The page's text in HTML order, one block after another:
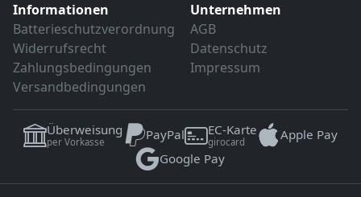
Informationen
Batterieschutzverordnung
Widerrufsrecht
Zahlungsbedingungen
Versandbedingungen
Unternehmen
AGB
Datenschutz
Impressum
Überweisung
per Vorkasse PayPal EC-Karte
girocard
Apple Pay
Google Pay